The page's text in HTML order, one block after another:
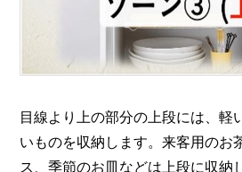
目線より上の部分の上段には、軽
いものを収納します。来客用のお
ス、季節のお皿などは上段に収納